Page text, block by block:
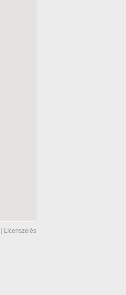
Licenszelés